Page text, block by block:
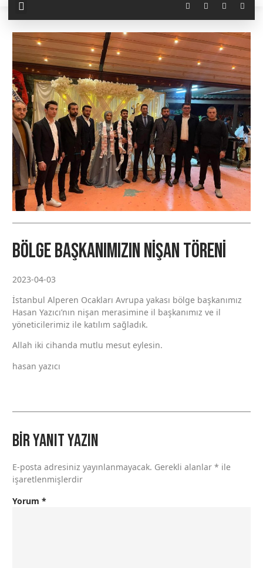
Bölge Başkanımızın Nişan Töreni
2023-04-03
İstanbul Alperen Ocakları Avrupa yakası bölge başkanımız
Hasan Yazıcı’nın nişan merasimine il başkanımız ve il
yöneticilerimiz ile katılım sağladık.
Allah iki cihanda mutlu mesut eylesin.
hasan yazıcı
Bir yanıt yazın
E-posta adresiniz yayınlanmayacak. Gerekli alanlar * ile
işaretlenmişlerdir
Yorum *